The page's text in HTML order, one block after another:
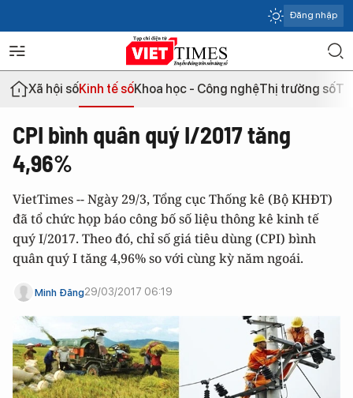
Đăng nhập
Xã hội sốKinh tế sốKhoa học - Công nghệThị trường số
CPI bình quân quý I/2017 tăng
4,96%
VietTimes -- Ngày 29/3, Tổng cục Thống kê (Bộ KHĐT)
đã tổ chức họp báo công bố số liệu thông kê kinh tế
quý I/2017. Theo đó, chỉ số giá tiêu dùng (CPI) bình
quân quý I tăng 4,96% so với cùng kỳ năm ngoái.
Minh Đăng29/03/2017 06:19